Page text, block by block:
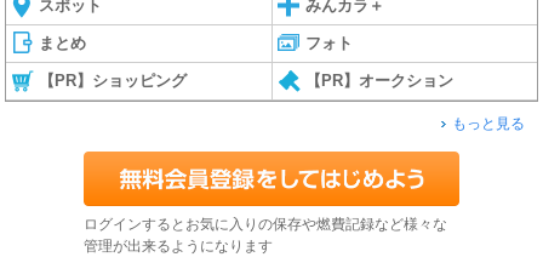
スポット みんカラ＋
まとめ フォト
【PR】ショッピング 【PR】オークション
もっと見る
ログインするとお気に入りの保存や燃費記録など様々な
管理が出来るようになります